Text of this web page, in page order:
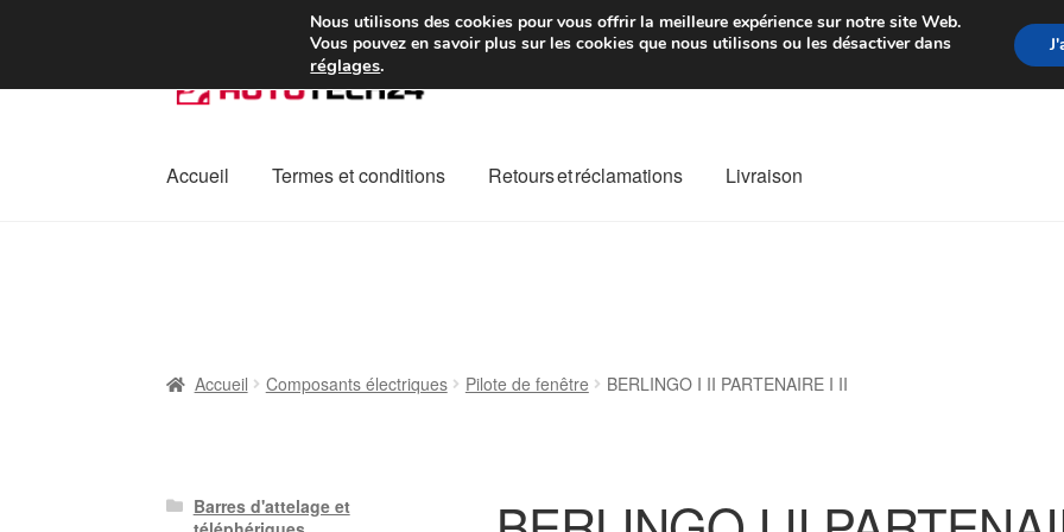
Colissimo livraison à partir de 7 EUR Du lundi au
à
navigation
au
Accueil Termes et conditions Retours et réclamations Livraison
Accueil Composants électriques Pilote de fenêtre BERLINGO I II PARTENAIRE I II
Barres d'attelage et
Nous utilisons des cookies pour vous offrir la meilleure expérience sur notre site Web.
Vous pouvez en savoir plus sur les cookies que nous utilisons ou les désactiver dans
réglages.